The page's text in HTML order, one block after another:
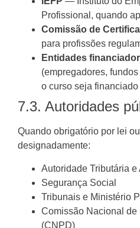
Profissional, quando
Comissão de
para profissões
Entidades
(empregadores,
o curso seja financiado
7.3. Autoridades
Quando obrigatório por lei
designadamente:
Autoridade Tributária e
Segurança Social
Tribunais e Ministério
Comissão Nacional de
(CNPD)